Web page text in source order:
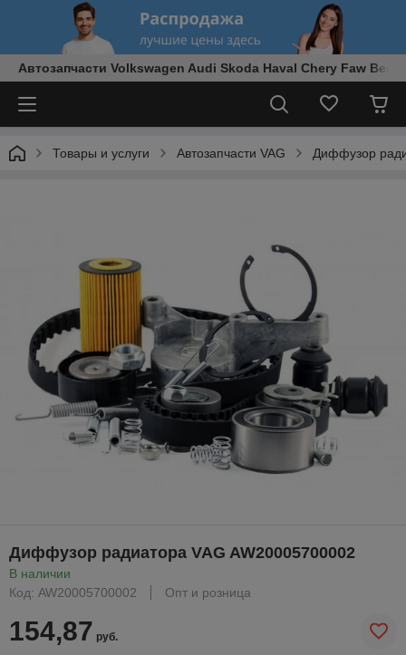
Автозапчасти Volkswagen Audi Skoda Haval Chery Faw
Товары и услуги Автозапчасти VAG Диффузор
Диффузор радиатора VAG AW20005700002
В наличии
Код: AW20005700002
Опт и розница
154,87 руб.